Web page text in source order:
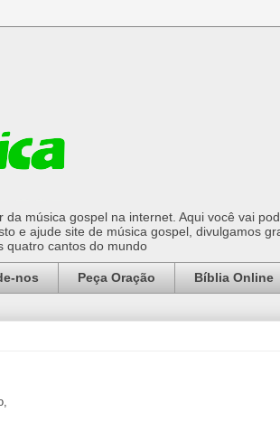
música gospel na internet. Aqui você vai
e ajude site de música gospel, divulgamos
quatro cantos do mundo
nos Peça Oração Bíblia Online